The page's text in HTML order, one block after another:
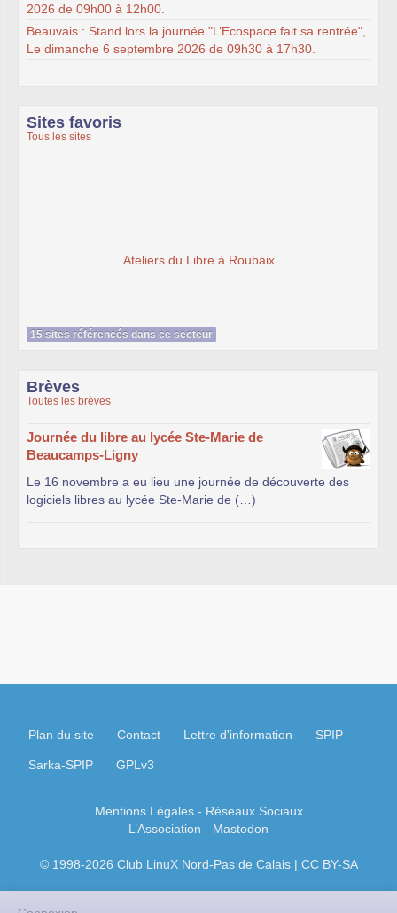
2026 de 09h00 à 12h00.
Beauvais : Stand lors la journée "L’Ecospace fait sa rentrée",
Le dimanche 6 septembre 2026 de 09h30 à 17h30.
Sites favoris
Tous les sites
Ateliers du Libre à Roubaix
15 sites référencés dans ce secteur
Brèves
Toutes les brèves
Journée du libre au lycée Ste-Marie de
Beaucamps-Ligny
Le 16 novembre a eu lieu une journée de découverte des
logiciels libres au lycée Ste-Marie de (…)
Plan du site Contact Lettre d'information SPIP
Sarka-SPIP GPLv3
Mentions Légales- Réseaux Sociaux
L’Association - Mastodon
© 1998-2026 Club LinuX Nord-Pas de Calais | CC BY-SA